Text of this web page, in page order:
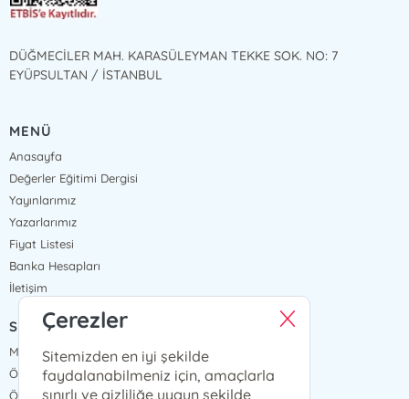
DÜĞMECİLER MAH. KARASÜLEYMAN TEKKE SOK. NO: 7
EYÜPSULTAN / İSTANBUL
MENÜ
Anasayfa
Değerler Eğitimi Dergisi
Yayınlarımız
Yazarlarımız
Fiyat Listesi
Banka Hesapları
İletişim
SÖZLEŞMELER
Mesafeli Satış Sözleşmesi
Ön Bilgilendirme Formu
Ödeme ve Teslimat
Çerezler
Sitemizden en iyi şekilde
faydalanabilmeniz için, amaçlarla
sınırlı ve gizliliğe uygun şekilde